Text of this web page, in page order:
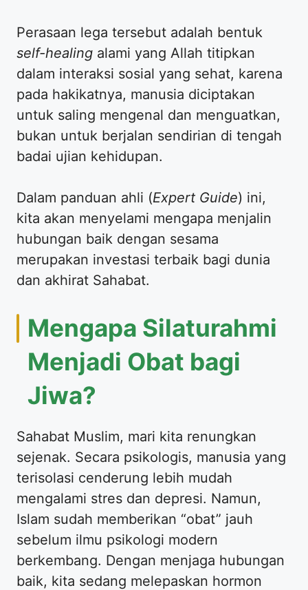
Perasaan lega tersebut adalah bentuk
self-healing alami yang Allah titipkan
dalam interaksi sosial yang sehat, karena
pada hakikatnya, manusia diciptakan
untuk saling mengenal dan menguatkan,
bukan untuk berjalan sendirian di tengah
badai ujian kehidupan.
​Dalam panduan ahli (Expert Guide) ini,
kita akan menyelami mengapa menjalin
hubungan baik dengan sesama
merupakan investasi terbaik bagi dunia
dan akhirat Sahabat.
​Mengapa Silaturahmi
Menjadi Obat bagi
Jiwa?
​Sahabat Muslim, mari kita renungkan
sejenak. Secara psikologis, manusia yang
terisolasi cenderung lebih mudah
mengalami stres dan depresi. Namun,
Islam sudah memberikan “obat” jauh
sebelum ilmu psikologi modern
berkembang. Dengan menjaga hubungan
baik, kita sedang melepaskan hormon